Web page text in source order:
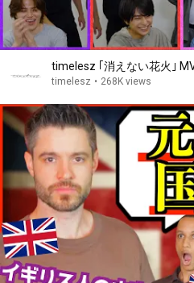
timelesz ｢消えない花火｣
timelesz • 268K views